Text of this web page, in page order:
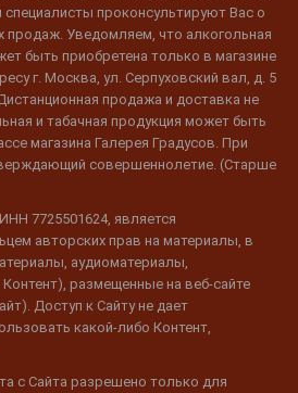
проконсультируют Вас о
продаж. Уведомляем, что алкогольная
быть приобретена только в магазине
г. Москва, ул. Серпуховский вал, д. 5
продажа и доставка не
и табачная продукция может быть
магазина Галерея Градусов. При
совершеннолетие. (Старше
7725501624, является
авторских прав на материалы, в
аудиоматериалы,
размещенные на веб-сайте
Доступ к Сайту не дает
какой-либо Контент,
с Сайта разрешено только для